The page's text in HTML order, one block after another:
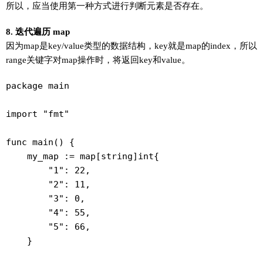
所以，应当使用第一种方式进行判断元素是否存在。
8. 迭代遍历 map
因为map是key/value类型的数据结构，key就是map的index，所以
range关键字对map操作时，将返回key和value。
package main
import "fmt"
func main() {
    my_map := map[string]int{
        "1": 22,
        "2": 11,
        "3": 0,
        "4": 55,
        "5": 66,
    }